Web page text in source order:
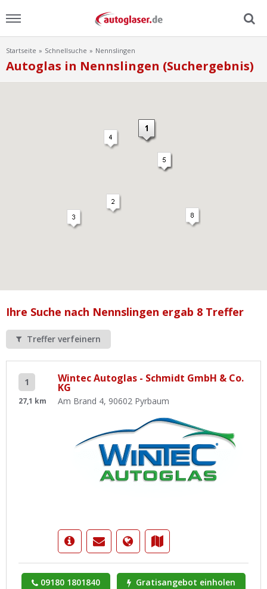
Menu
Home
Werkstatt Login
Startseite Schnellsuche Nennslingen
Autoglas in Nennslingen (Suchergebnis)
Ihre Suche nach Nennslingen ergab 8 Treffer
Treffer verfeinern
1
27,1 km
Wintec Autoglas - Schmidt GmbH & Co.
KG
Am Brand 4, 90602 Pyrbaum
09180 1801840 Gratisangebot einholen